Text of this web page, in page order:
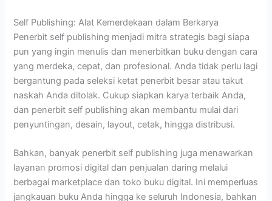
Self Publishing: Alat Kemerdekaan dalam Berkarya
Penerbit self publishing menjadi mitra strategis bagi siapa
pun yang ingin menulis dan menerbitkan buku dengan cara
yang merdeka, cepat, dan profesional. Anda tidak perlu lagi
bergantung pada seleksi ketat penerbit besar atau takut
naskah Anda ditolak. Cukup siapkan karya terbaik Anda,
dan penerbit self publishing akan membantu mulai dari
penyuntingan, desain, layout, cetak, hingga distribusi.
Bahkan, banyak penerbit self publishing juga menawarkan
layanan promosi digital dan penjualan daring melalui
berbagai marketplace dan toko buku digital. Ini memperluas
jangkauan buku Anda hingga ke seluruh Indonesia, bahkan